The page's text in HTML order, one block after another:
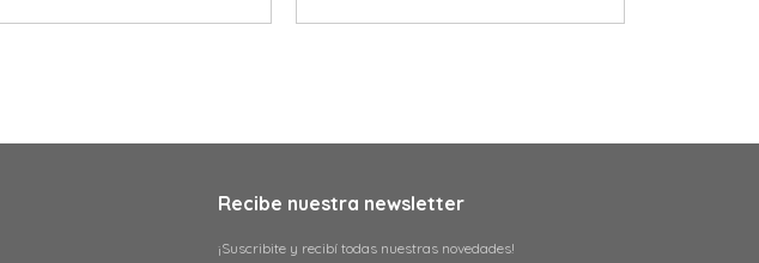
Recibe nuestra newsletter
¡Suscribite y recibí todas nuestras novedades!